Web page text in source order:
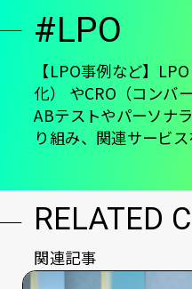
ー
-
メ
イ
#LPO
【LPO事例など】
化） やCRO（コンバ
ABテストやパーソナ
り組み、関連サービス
RELATED
関連記事